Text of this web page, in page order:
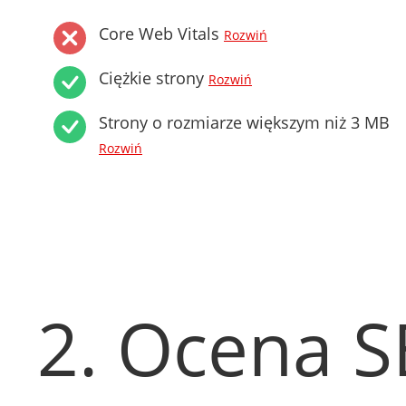
Core Web Vitals Rozwiń
Ciężkie strony Rozwiń
Strony o rozmiarze większym niż 3 MB
Rozwiń
2. Ocena